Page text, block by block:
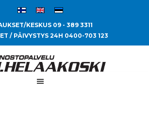
KESKUS 09 - 389 3311
/ PÄIVYSTYS 24H 0400-703 123